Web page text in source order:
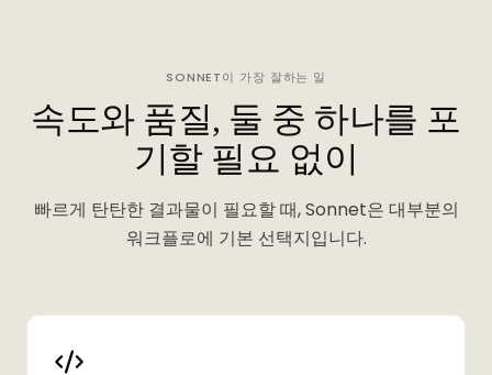
SONNET이 가장 잘하는 일
속도와 품질, 둘 중 하나를 포
기할 필요 없이
빠르게 탄탄한 결과물이 필요할 때, Sonnet은 대부분의
워크플로에 기본 선택지입니다.